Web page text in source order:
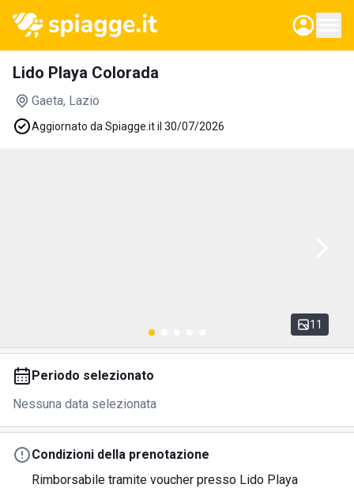
Lido Playa Colorada
Gaeta, Lazio
Aggiornato da Spiagge.it il 30/07/2026
11
Periodo selezionato
Nessuna data selezionata
Condizioni della prenotazione
Rimborsabile tramite voucher presso Lido Playa